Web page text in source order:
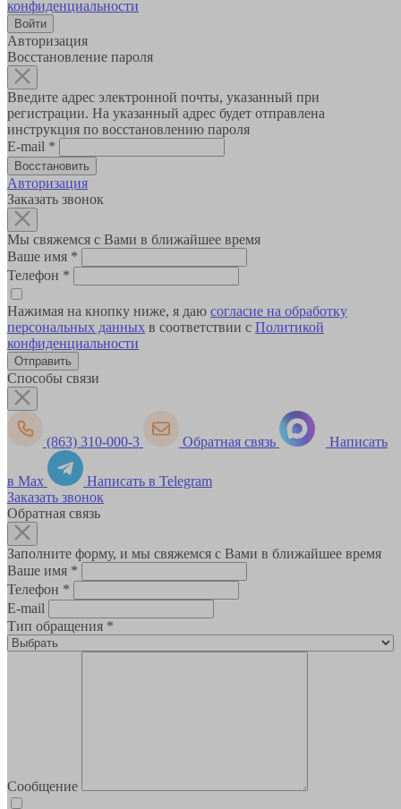
конфиденциальности
Авторизация
Восстановление пароля
Введите адрес электронной почты, указанный при
регистрации. На указанный адрес будет отправлена
инструкция по восстановлению пароля
E-mail *
Авторизация
Заказать звонок
Мы свяжемся с Вами в ближайшее время
Ваше имя *
Телефон *
Нажимая на кнопку ниже, я даю согласие на обработку
персональных данных в соответствии с Политикой
конфиденциальности
Способы связи
(863) 310-000-3 Обратная связь Написать
в Max
Написать в Telegram
Заказать звонок
Обратная связь
Заполните форму, и мы свяжемся с Вами в ближайшее время
Ваше имя *
Телефон *
E-mail
Тип обращения *
Сообщение